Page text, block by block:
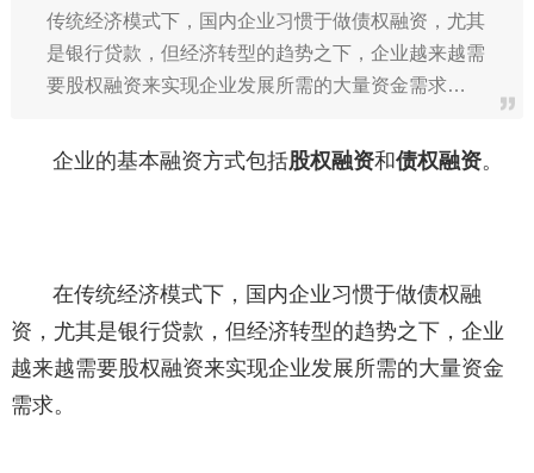
传统经济模式下，国内企业习惯于做债权融资，尤其
是银行贷款，但经济转型的趋势之下，企业越来越需
要股权融资来实现企业发展所需的大量资金需求…
企业的基本融资方式包括股权融资和债权融资。
在传统经济模式下，国内企业习惯于做债权融
资，尤其是银行贷款，但经济转型的趋势之下，企业
越来越需要股权融资来实现企业发展所需的大量资金
需求。